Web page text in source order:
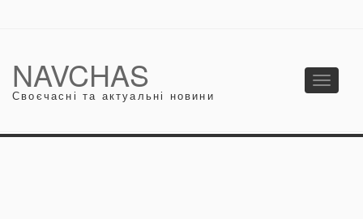
NAVCHAS
Своєчасні та актуальні новини
Toggle